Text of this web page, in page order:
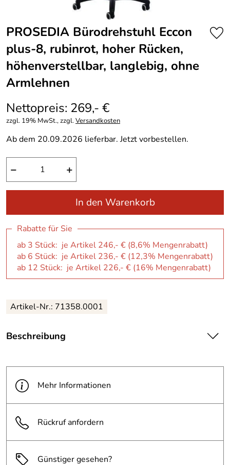
PROSEDIA Bürodrehstuhl Eccon
plus-8, rubinrot, hoher Rücken,
höhenverstellbar, langlebig, ohne
Armlehnen
Nettopreis: 269,- €
zzgl. 19% MwSt., zzgl.Versandkosten
Ab dem 20.09.2026 lieferbar. Jetzt vorbestellen.
− +
In den Warenkorb
Rabatte für Sie
ab 3 Stück: je Artikel 246,- € (8,6% Mengenrabatt)
ab 6 Stück: je Artikel 236,- € (12,3% Mengenrabatt)
ab 12 Stück: je Artikel 226,- € (16% Mengenrabatt)
Artikel-Nr.: 71358.0001
Beschreibung
Rückenlehne mit individuellem Polsterdesign
· strapazierfähig und langlebig. Der Rücken gibt aufgrund
seines dreidimensional geformten Rückenträgers
optimalen Halt und Unterstützung. Die hohe
gewährleistet einen langen Sitzkomfort auch bei
Nutzer eingestellt werden. Die Fase an der
Mehr Informationen
Rückruf anfordern
Günstiger gesehen?